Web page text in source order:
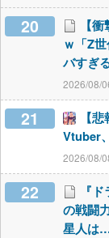
20
【
ｗ「Z
バすぎ
2026/08/
21
【
Vtuber
2026/08/
22
『
の戦闘
星人は